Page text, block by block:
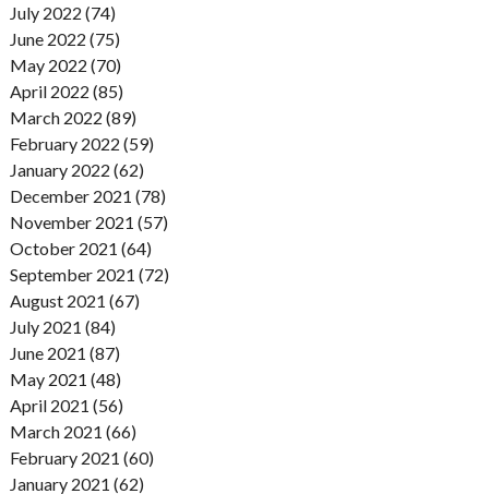
July 2022 (74)
June 2022 (75)
May 2022 (70)
April 2022 (85)
March 2022 (89)
February 2022 (59)
January 2022 (62)
December 2021 (78)
November 2021 (57)
October 2021 (64)
September 2021 (72)
August 2021 (67)
July 2021 (84)
June 2021 (87)
May 2021 (48)
April 2021 (56)
March 2021 (66)
February 2021 (60)
January 2021 (62)